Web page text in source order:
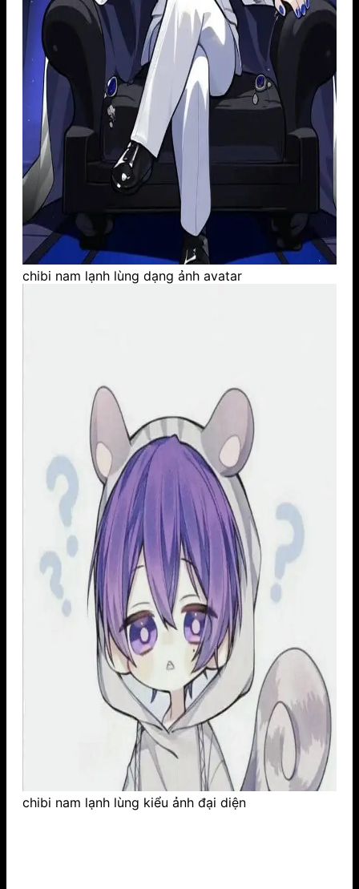
chibi nam lạnh lùng dạng ảnh avatar
chibi nam lạnh lùng kiểu ảnh đại diện